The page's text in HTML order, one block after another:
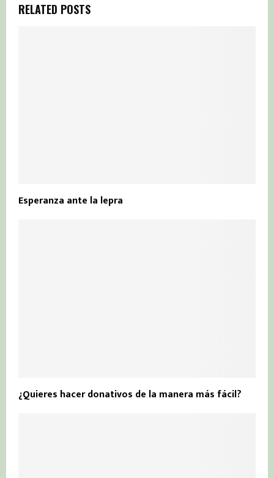
RELATED POSTS
Esperanza ante la lepra
¿Quieres hacer donativos de la manera más fácil?